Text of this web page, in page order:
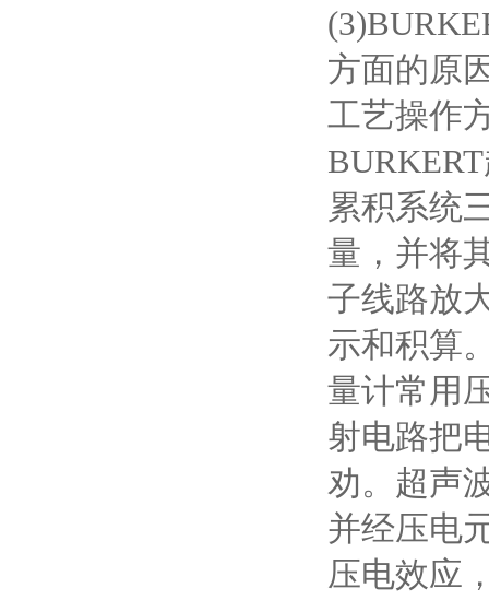
方面的原
工艺操作
累积系统
量，并将
子线路放
示和积算
量计常用
射电路把
劝。超声
并经压电
压电效应